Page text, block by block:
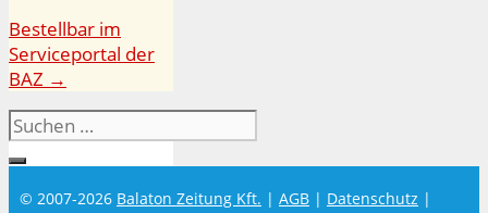
Bestellbar im
Serviceportal der
BAZ →
Suchen
nach:
© 2007-2026 Balaton Zeitung Kft. | AGB | Datenschutz |